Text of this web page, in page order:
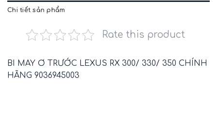
Chi tiết sản phẩm
Rate this product
BI MAY Ơ TRƯỚC LEXUS RX 300/ 330/ 350 CHÍNH
HÃNG 9036945003